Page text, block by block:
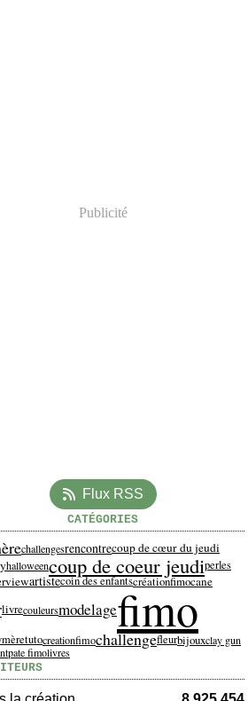
Publicité
Flux RSS
CATÉGORIES
challengesrencontrecoup de cœur du jeudi
halloweencoup de coeur jeudiperles
artistecoin des enfantscréationfimocane
livrecouleursmodelagefimo
tutocreationfimochallengefleurbijouxclay gun
pate fimolivres